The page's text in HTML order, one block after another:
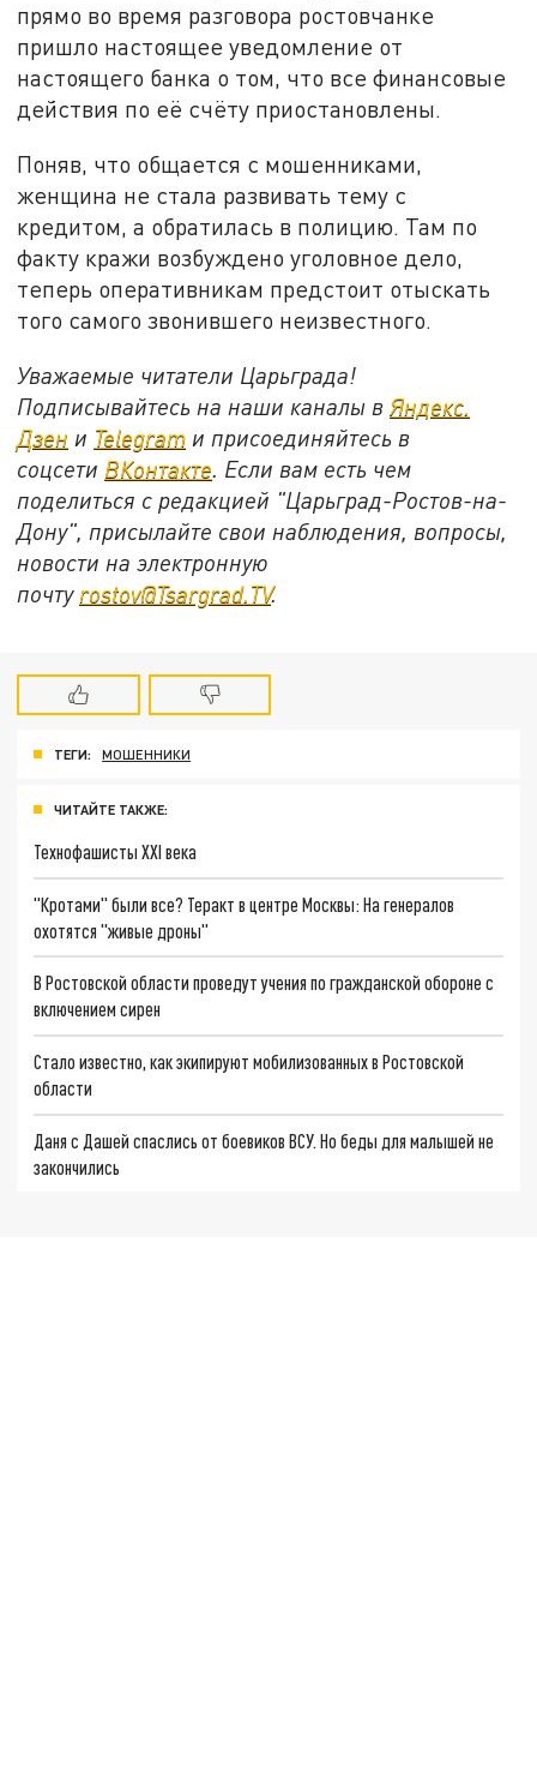
прямо во время разговора ростовчанке
пришло настоящее уведомление от
настоящего банка о том, что все финансовые
действия по её счёту приостановлены.
Поняв, что общается с мошенниками,
женщина не стала развивать тему с
кредитом, а обратилась в полицию. Там по
факту кражи возбуждено уголовное дело,
теперь оперативникам предстоит отыскать
того самого звонившего неизвестного.
Уважаемые читатели Царьграда!
Подписывайтесь на наши каналы в Яндекс.
Дзен и Telegram и присоединяйтесь в
соцсети ВКонтакте . Если вам есть чем
поделиться с редакцией "Царьград-Ростов-на-
Дону", присылайте свои наблюдения, вопросы,
новости на электронную
почту rostov@Tsargrad.ТV.
ТЕГИ: МОШЕННИКИ
ЧИТАЙТЕ ТАКЖЕ:
Технофашисты XXI века
"Кротами" были все? Теракт в центре Москвы: На генералов
охотятся "живые дроны"
В Ростовской области проведут учения по гражданской обороне с
включением сирен
Стало известно, как экипируют мобилизованных в Ростовской
области
Даня с Дашей спаслись от боевиков ВСУ. Но беды для малышей не
закончились